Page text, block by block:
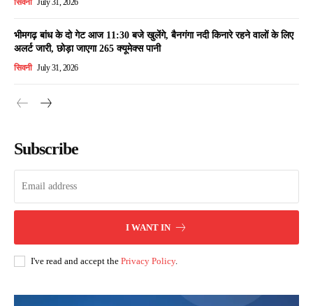
सिवनी July 31, 2026
भीमगढ़ बांध के दो गेट आज 11:30 बजे खुलेंगे, बैनगंगा नदी किनारे रहने वालों के लिए
अलर्ट जारी, छोड़ा जाएगा 265 क्यूमेक्स पानी
सिवनी July 31, 2026
Subscribe
I WANT IN
I've read and accept the Privacy Policy.